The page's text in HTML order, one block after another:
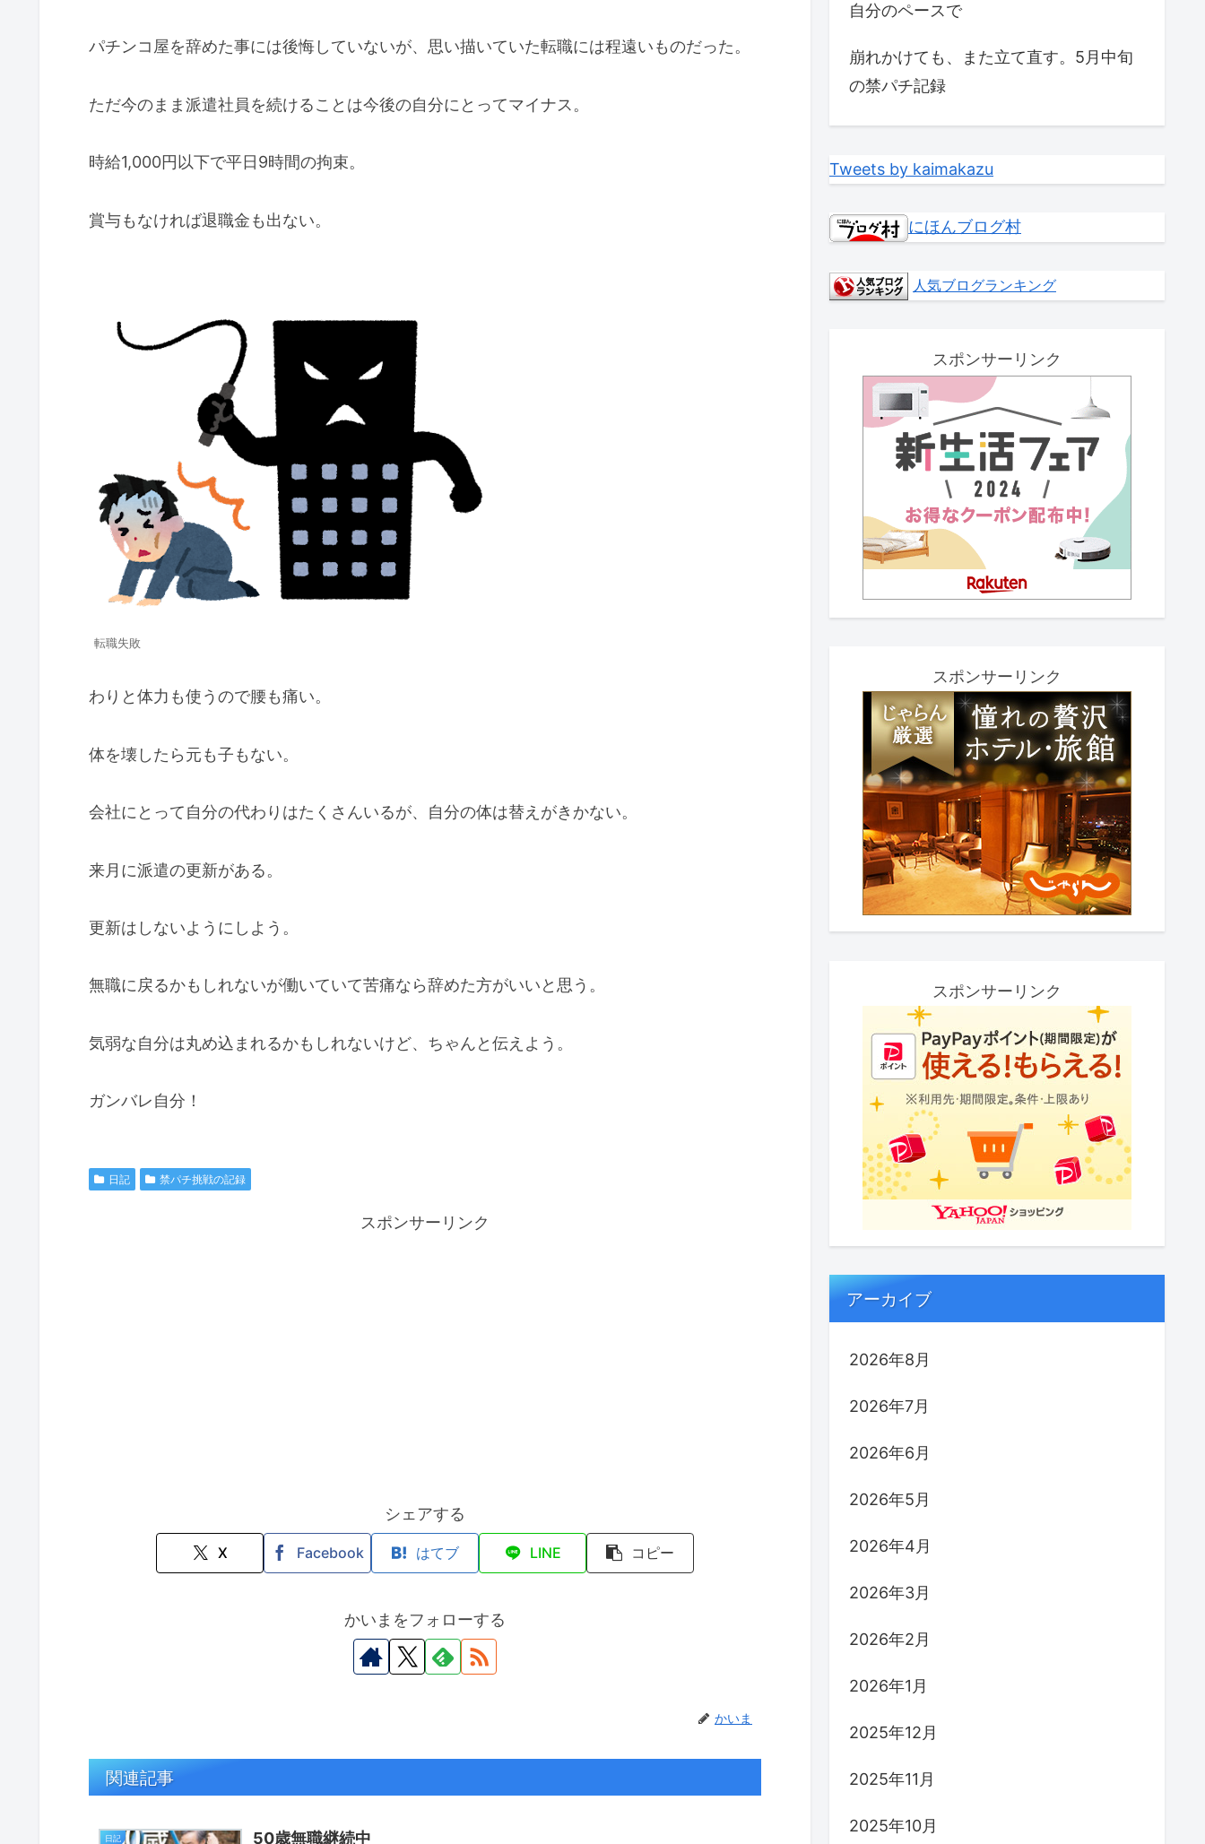
パチンコ屋を辞めた事には後悔していないが、思い描いていた転職には程遠いものだった。
ただ今のまま派遣社員を続けることは今後の自分にとってマイナス。
時給1,000円以下で平日9時間の拘束。
賞与もなければ退職金も出ない。
転職失敗
わりと体力も使うので腰も痛い。
体を壊したら元も子もない。
会社にとって自分の代わりはたくさんいるが、自分の体は替えがきかない。
来月に派遣の更新がある。
更新はしないようにしよう。
無職に戻るかもしれないが働いていて苦痛なら辞めた方がいいと思う。
気弱な自分は丸め込まれるかもしれないけど、ちゃんと伝えよう。
ガンバレ自分！
日記 禁パチ挑戦の記録
スポンサーリンク
シェアする
X Facebook はてブ LINE コピー
かいまをフォローする
かいま
関連記事
日記 50歳無職継続中
自分のペースで
崩れかけても、また立て直す。5月中旬
の禁パチ記録
Tweets by kaimakazu
にほんブログ村
人気ブログランキング
スポンサーリンク
スポンサーリンク
スポンサーリンク
アーカイブ
2026年8月
2026年7月
2026年6月
2026年5月
2026年4月
2026年3月
2026年2月
2026年1月
2025年12月
2025年11月
2025年10月